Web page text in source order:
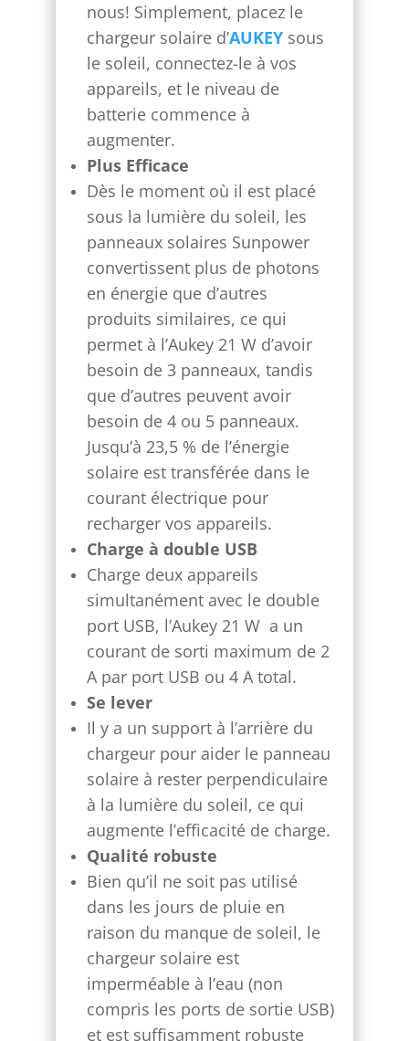
nous! Simplement, placez le
chargeur solaire d’AUKEYsous
le soleil, connectez-le à vos
appareils, et le niveau de
batterie commence à
augmenter.
Plus Efficace
Dès le moment où il est placé
sous la lumière du soleil, les
panneaux solaires Sunpower
convertissent plus de photons
en énergie que d’autres
produits similaires, ce qui
permet à l’Aukey 21 W d’avoir
besoin de 3 panneaux, tandis
que d’autres peuvent avoir
besoin de 4 ou 5 panneaux.
Jusqu’à 23,5 % de l’énergie
solaire est transférée dans le
courant électrique pour
recharger vos appareils.
Charge à double USB
Charge deux appareils
simultanément avec le double
port USB, l’Aukey 21 W a un
courant de sorti maximum de 2
A par port USB ou 4 A total.
Se lever
Il y a un support à l’arrière du
chargeur pour aider le panneau
solaire à rester perpendiculaire
à la lumière du soleil, ce qui
augmente l’efficacité de charge.
Qualité robuste
Bien qu’il ne soit pas utilisé
dans les jours de pluie en
raison du manque de soleil, le
chargeur solaire est
imperméable à l’eau (non
compris les ports de sortie USB)
et est suffisamment robuste